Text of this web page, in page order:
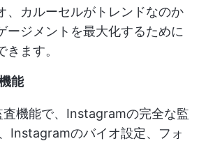
、カルーセルがトレンドなのか
ージメントを最大化するために
ます。
能
機能で、Instagramの完全な監
Instagramのバイオ設定、フォ